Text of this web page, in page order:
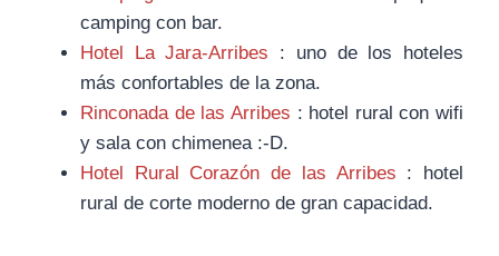
camping con bar.
Hotel La Jara-Arribes : uno de los hoteles
más confortables de la zona.
Rinconada de las Arribes : hotel rural con wifi
y sala con chimenea :-D.
Hotel Rural Corazón de las Arribes : hotel
rural de corte moderno de gran capacidad.